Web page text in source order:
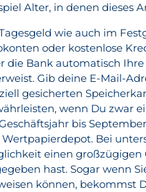
Alter, in denen dieses
wie auch im
oder kostenlose
die Bank automatisch
Gib deine E-Mail-
gesicherten
wenn Du zwar
bis
Wertpapierdepot. Bei
einen großzügigen
hast. Sogar wenn
können, bekommst